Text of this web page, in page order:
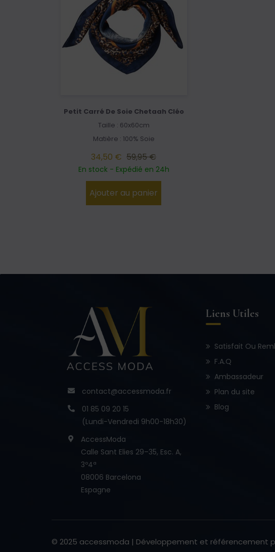
Petit Carré De Soie Chetaah Cléo
Taille : 60x60cm
Matière : 100% Soie
34,50 € 59,95 €
En stock - Expédié en 24h
Ajouter au panier
contact@accessmoda.fr
01 85 09 20 15
(Lundi-Vendredi 9h00-18h30)
AccessModa
Calle Sant Elies 29–35, Esc. A,
3º4ª
08006 Barcelona
Espagne
Liens Utiles
Satisfait Ou
F.A.Q
Ambassadeur
Plan du site
Blog
© 2025 accessmoda | Développement et référencement